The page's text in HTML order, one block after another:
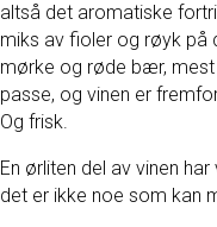
altså det aromatiske
miks av fioler og røyk på
mørke og røde bær,
passe, og vinen er
Og frisk.
En ørliten del av vinen
det er ikke noe som kan